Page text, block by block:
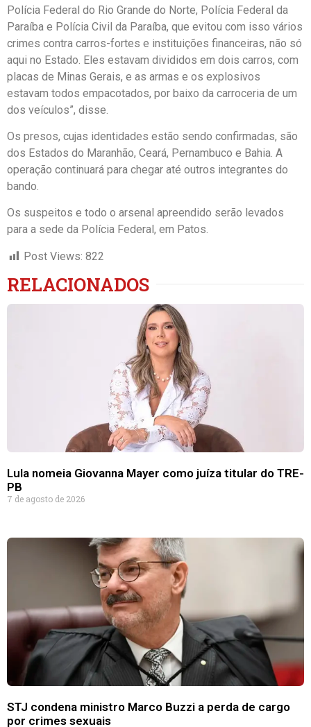
Polícia Federal do Rio Grande do Norte, Polícia Federal da
Paraíba e Polícia Civil da Paraíba, que evitou com isso vários
crimes contra carros-fortes e instituições financeiras, não só
aqui no Estado. Eles estavam divididos em dois carros, com
placas de Minas Gerais, e as armas e os explosivos
estavam todos empacotados, por baixo da carroceria de um
dos veículos”, disse.
Os presos, cujas identidades estão sendo confirmadas, são
dos Estados do Maranhão, Ceará, Pernambuco e Bahia. A
operação continuará para chegar até outros integrantes do
bando.
Os suspeitos e todo o arsenal apreendido serão levados
para a sede da Polícia Federal, em Patos.
Post Views: 822
RELACIONADOS
Lula nomeia Giovanna Mayer como juíza titular do TRE-
PB
7 de agosto de 2026
STJ condena ministro Marco Buzzi a perda de cargo
por crimes sexuais